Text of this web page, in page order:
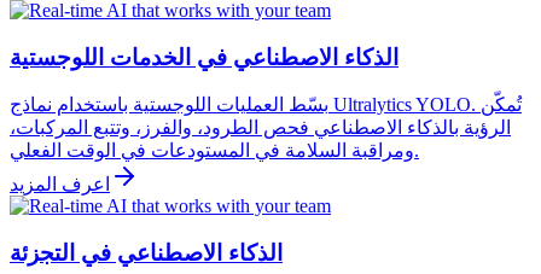
الذكاء الاصطناعي في الخدمات اللوجستية
بسّط العمليات اللوجستية باستخدام نماذج Ultralytics YOLO. تُمكّن
الرؤية بالذكاء الاصطناعي فحص الطرود، والفرز، وتتبع المركبات،
ومراقبة السلامة في المستودعات في الوقت الفعلي.
اعرف المزيد
الذكاء الاصطناعي في التجزئة